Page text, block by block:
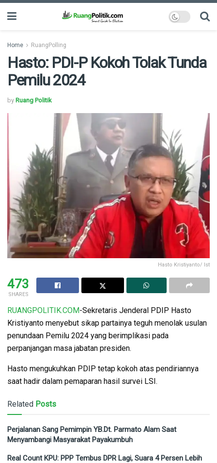
Home RuangPolling
Hasto: PDI-P Kokoh Tolak Tunda
Pemilu 2024
by Ruang Politik
Hasto Kristiyanto/ Ist
473
SHARES
RUANGPOLITIK.COM-Sekretaris Jenderal PDIP Hasto
Kristiyanto menyebut sikap partainya teguh menolak usulan
penundaan Pemilu 2024 yang berimplikasi pada
perpanjangan masa jabatan presiden.
Hasto mengukuhkan PDIP tetap kokoh atas pendiriannya
saat hadir dalam pemaparan hasil survei LSI.
Related Posts
Perjalanan Sang Pemimpin YB.Dt. Parmato Alam Saat
Menyambangi Masyarakat Payakumbuh
Real Count KPU: PPP Tembus DPR Lagi, Suara 4 Persen Lebih